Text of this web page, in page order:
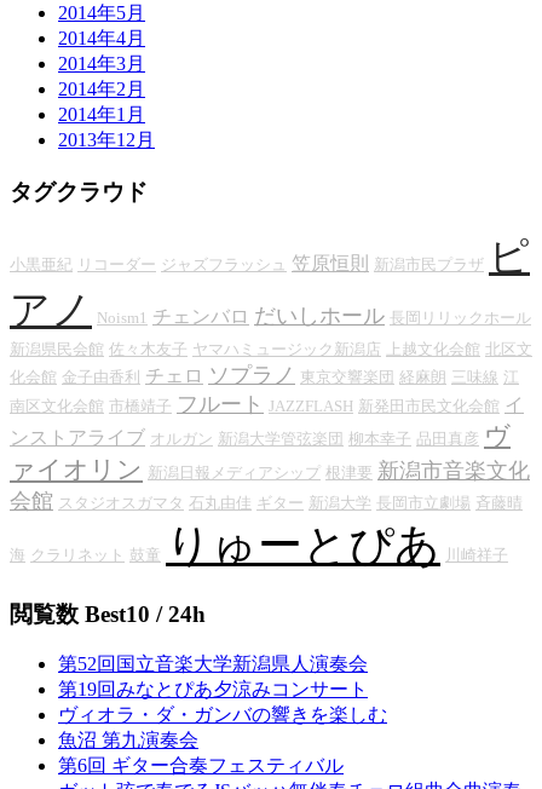
2014年5月
2014年4月
2014年3月
2014年2月
2014年1月
2013年12月
タグクラウド
小黒亜紀 リコーダー ジャズフラッシュ 笠原恒則 新潟市民プラザ
ピ
アノ
Noism1 チェンバロ だいしホール 長岡リリックホール
新潟県民会館 佐々木友子 ヤマハミュージック新潟店 上越文化会館 北区文
化会館 金子由香利 チェロ ソプラノ 東京交響楽団 経麻朗 三味線 江
南区文化会館 市橋靖子 フルート JAZZFLASH 新発田市民文化会館 イ
ンストアライブ オルガン 新潟大学管弦楽団 柳本幸子 品田真彦 ヴ
ァイオリン 新潟日報メディアシップ 根津要 新潟市音楽文化
会館 スタジオスガマタ 石丸由佳 ギター 新潟大学 長岡市立劇場 斉藤晴
海 クラリネット 鼓童 りゅーとぴあ 川崎祥子
閲覧数 Best10 / 24h
第52回国立音楽大学新潟県人演奏会
第19回みなとぴあ夕涼みコンサート
ヴィオラ・ダ・ガンバの響きを楽しむ
魚沼 第九演奏会
第6回 ギター合奏フェスティバル